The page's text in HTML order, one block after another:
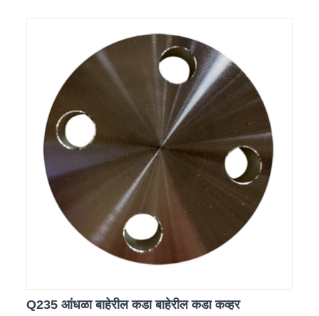
Q235 आंधळा बाहेरील कडा बाहेरील कडा कव्हर